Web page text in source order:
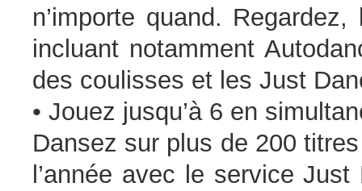
n’importe quand.
incluant notamment
des coulisses et les Just
• Jouez jusqu’à 6 en
Dansez sur plus de 200
l’année avec le service